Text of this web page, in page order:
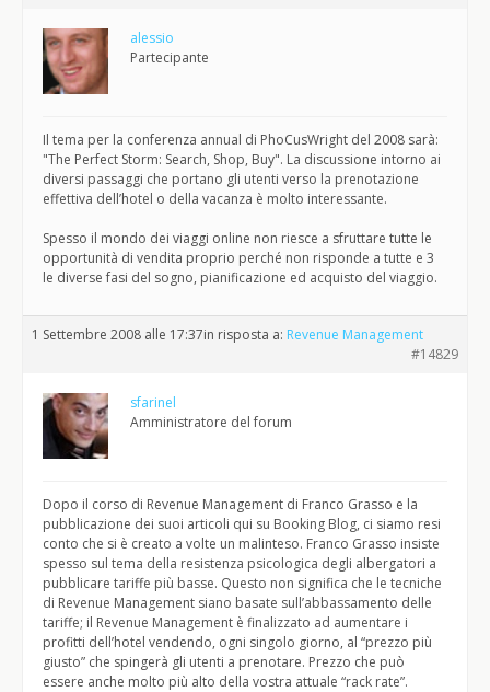
alessio
Partecipante
Il tema per la conferenza annual di PhoCusWright del 2008 sarà:
"The Perfect Storm: Search, Shop, Buy". La discussione intorno ai
diversi passaggi che portano gli utenti verso la prenotazione
effettiva dell’hotel o della vacanza è molto interessante.
Spesso il mondo dei viaggi online non riesce a sfruttare tutte le
opportunità di vendita proprio perché non risponde a tutte e 3
le diverse fasi del sogno, pianificazione ed acquisto del viaggio.
1 Settembre 2008 alle 17:37in risposta a: Revenue Management
#14829
sfarinel
Amministratore del forum
Dopo il corso di Revenue Management di Franco Grasso e la
pubblicazione dei suoi articoli qui su Booking Blog, ci siamo resi
conto che si è creato a volte un malinteso. Franco Grasso insiste
spesso sul tema della resistenza psicologica degli albergatori a
pubblicare tariffe più basse. Questo non significa che le tecniche
di Revenue Management siano basate sull’abbassamento delle
tariffe; il Revenue Management è finalizzato ad aumentare i
profitti dell’hotel vendendo, ogni singolo giorno, al “prezzo più
giusto” che spingerà gli utenti a prenotare. Prezzo che può
essere anche molto più alto della vostra attuale “rack rate”.